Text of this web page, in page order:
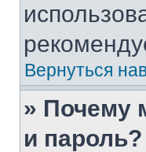
Вернуться
» Почему
и пароль?